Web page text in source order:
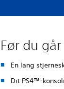
Før du
En lang
Dit PS4™-